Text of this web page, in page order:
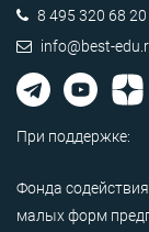
8 495 320 68 20
info@best-
При поддержке:
Фонда
малых форм